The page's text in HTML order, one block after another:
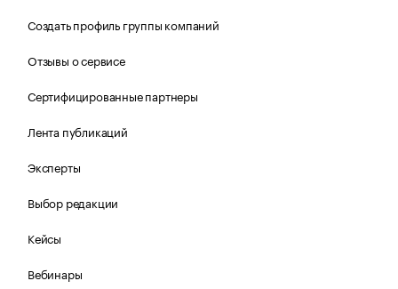
Создать профиль группы компаний
Отзывы о сервисе
Сертифицированные партнеры
Лента публикаций
Эксперты
Выбор редакции
Кейсы
Вебинары